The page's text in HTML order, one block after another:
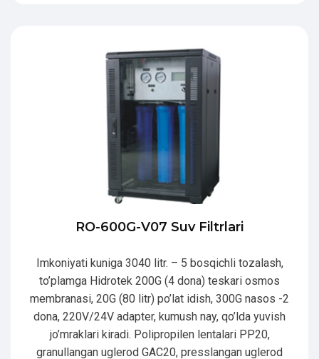
RO-600G-V07 Suv Filtrlari
Imkoniyati kuniga 3040 litr. – 5 bosqichli tozalash,
to’plamga Hidrotek 200G (4 dona) teskari osmos
membranasi, 20G (80 litr) po’lat idish, 300G nasos -2
dona, 220V/24V adapter, kumush nay, qo’lda yuvish
jo’mraklari kiradi. Polipropilen lentalari PP20,
granullangan uglerod GAC20, presslangan uglerod